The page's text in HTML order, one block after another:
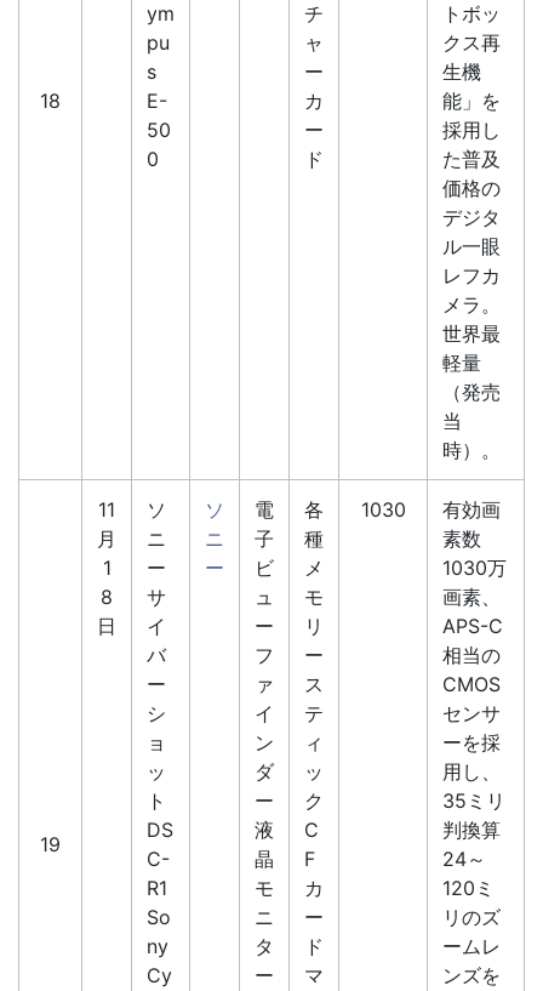
18
ym
pu
s
E-
50
0
チ
ャ
ー
カ
ー
ド
トボッ
クス再
生機
能」を
採用し
た普及
価格の
デジタ
ル一眼
レフカ
メラ。
世界最
軽量
（発売
当
時）。
19
11
月
1
8
日
ソ
ニ
ー
サ
イ
バ
ー
シ
ョ
ッ
ト
DS
C-
R1
So
ny
Cy
ソ
ニ
ー
電
子
ビ
ュ
ー
フ
ァ
イ
ン
ダ
ー
液
晶
モ
ニ
タ
ー
各
種
メ
モ
リ
ー
ス
テ
ィ
ッ
ク
C
F
カ
ー
ド
マ
1030
有効画
素数
1030万
画素、
APS-C
相当の
CMOS
センサ
ーを採
用し、
35ミリ
判換算
24～
120ミ
リのズ
ームレ
ンズを